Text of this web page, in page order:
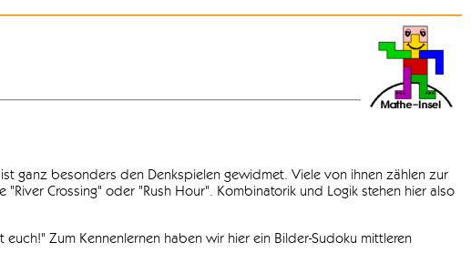
ganz besonders den Denkspielen gewidmet. Viele von ihnen zählen zur
Crossing" oder "Rush Hour". Kombinatorik und Logik stehen hier also
Zum Kennenlernen haben wir hier ein Bilder-Sudoku mittleren